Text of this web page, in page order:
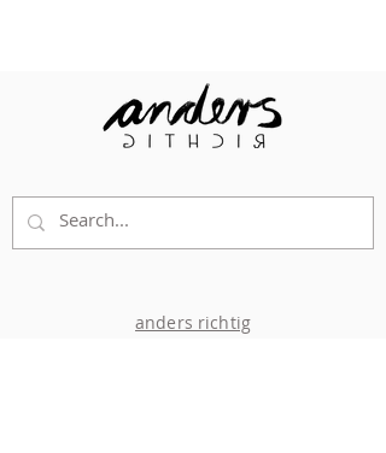
anders richtig